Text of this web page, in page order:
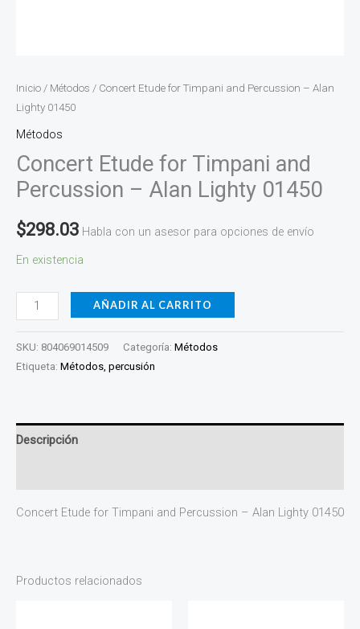
Inicio / Métodos / Concert Etude for Timpani and Percussion – Alan
Lighty 01450
Métodos
Concert Etude for Timpani and
Percussion – Alan Lighty 01450
$298.03 Habla con un asesor para opciones de envío
En existencia
AÑADIR AL CARRITO
SKU: 804069014509 Categoría: Métodos
Etiqueta: Métodos, percusión
Descripción
Concert Etude for Timpani and Percussion – Alan Lighty 01450
Productos relacionados